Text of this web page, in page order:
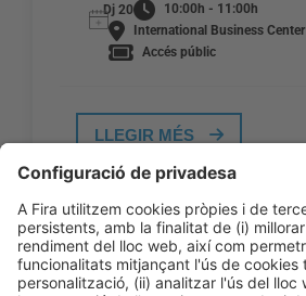
Dj 20
10:00h - 11:00h
International Business Center
Accés públic
LLEGIR MÉS